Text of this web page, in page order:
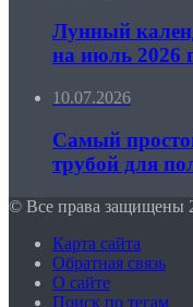
Лунный
на июль 2026
10.07.2026
Самый
трубой для
© Все права защищены
Карта сайта
Обратная связь
О сайте
Поиск по тегам